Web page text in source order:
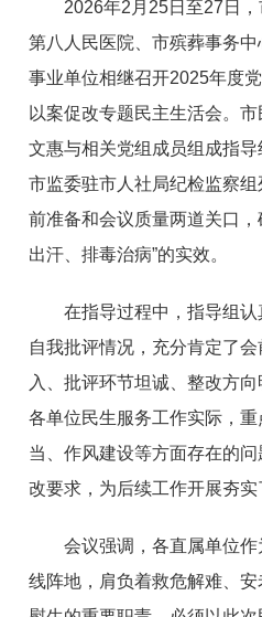
2026年2月25日至27日
第八人民医院、市殡葬事务
事业单位相继召开2025年度
以案促改专题民主生活会。
文惠与相关党组成员组成指
市监委驻市人社局纪检监察
前准备和会议质量两道关口
出汗、排毒治病”的实效。
在指导过程中，指导组
自我批评情况，充分肯定了
入、批评环节坦诚、整改方
各单位民生服务工作实际，
当、作风建设等方面存在的
改要求，为后续工作开展夯实
会议强调，各直属单位
线阵地，肩负着救危解难、